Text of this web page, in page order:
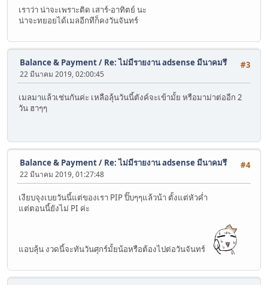
เราว่า น่าจะเพราะติด เสาร์-อาทิตย์ นะ
น่าจะทยอยได้เมลอีกทีก็คงวันจันทร์
#3
Balance & Payment/ Re: ไม่มีรายงาน adsense มีนาคมรึ
22 มีนาคม 2019, 02:00:45
เมลมาแล้วเช่นกันค่ะ เหลือลุ้นวันนี้ตังค์จะเข้ามั้ย หรือมาม่าต่ออีก 2
วัน ฮาๆๆ
#4
Balance & Payment/ Re: ไม่มีรายงาน adsense มีนาคมรึ
22 มีนาคม 2019, 01:27:48
เงียบจุงเบยวันนี้แต่ของเรา PIP ปิ๊บๆๆแล้วน้า ตั้งแต่หัวค่ำ
แต่ตอนนี้ยังไม่ PI ค่ะ
แอบลุ้น งวดนี้จะทันวันศุกร์มั้ยน้อหรือต้องไปต่อวันจันทร์